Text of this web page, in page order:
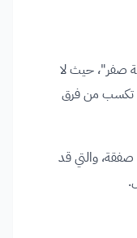
صفر"، حيث لا
تكسب من فرق
والتي قد